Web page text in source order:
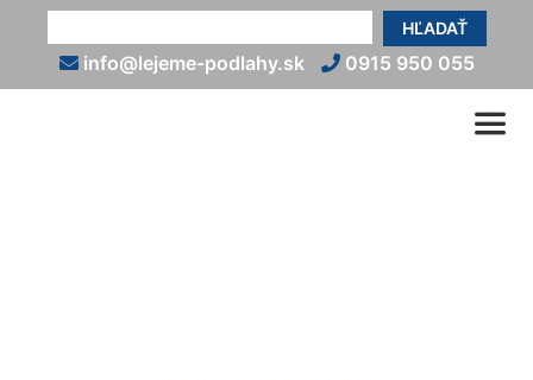
HĽADAŤ
info@lejeme-podlahy.sk 0915 950 055